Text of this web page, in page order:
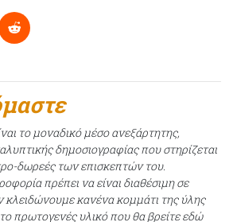
το μοναδικό μέσο ανεξάρτητης,
δημοσιογραφίας που στηρίζεται
δωρεές των επισκεπτών του.
πρέπει να είναι διαθέσιμη σε
κλειδώνουμε κανένα κομμάτι της ύλης
πρωτογενές υλικό που θα βρείτε εδώ